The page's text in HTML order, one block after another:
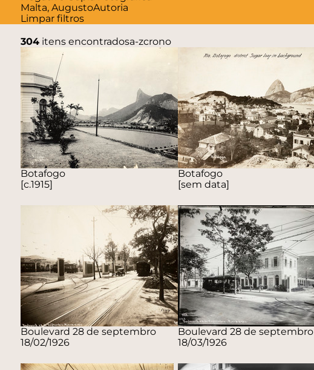
Malta, AugustoAutoria
Limpar filtros
304itens encontradosa-zcrono
Botafogo
[c.1915]
Botafogo
[sem data]
Boulevard 28 de septembro
18/02/1926
Boulevard 28 de septembro
18/03/1926